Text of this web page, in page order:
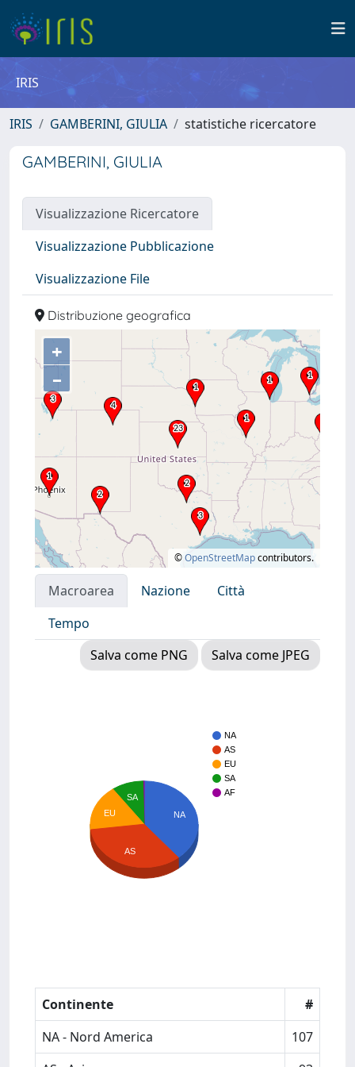
IRIS
IRIS GAMBERINI, GIULIA statistiche ricercatore
GAMBERINI, GIULIA
Visualizzazione Ricercatore
Visualizzazione Pubblicazione
Visualizzazione File
Distribuzione geografica
+
–
©OpenStreetMapcontributors.
Macroarea Nazione
Città
Tempo
Salva come PNG
Salva come JPEG
NA
AS
EU
SA
AF
NA
SA
EU
AS
Continente
#
NA - Nord America
107